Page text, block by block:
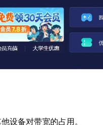
设备对带宽的占用。